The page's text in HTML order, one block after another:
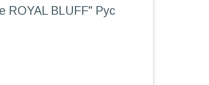
ROYAL BLUFF" Рус